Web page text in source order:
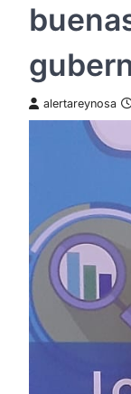
alertareynosa